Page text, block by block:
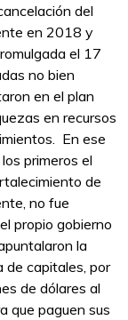
del
en 2018 y
el 17
no bien
en el plan
en recursos
En ese
primeros el
de
no fue
propio gobierno
la
de capitales, por
de dólares al
que paguen sus